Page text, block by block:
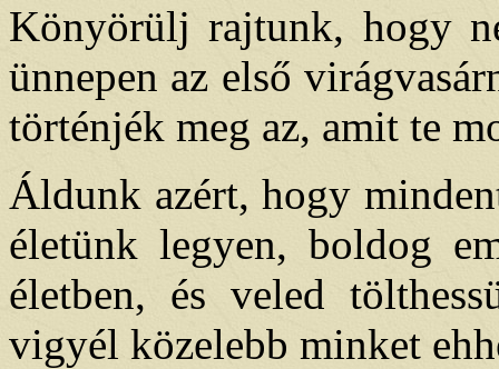
Könyörülj rajtunk, hogy
ünnepen az első
történjék meg az, amit te
Áldunk azért, hogy
életünk legyen, boldog
életben, és veled
vigyél közelebb minket